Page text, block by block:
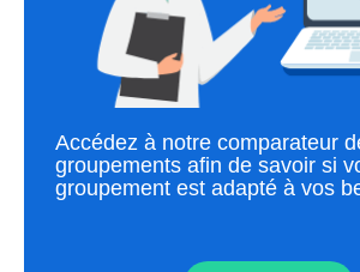
Accédez à notre comparateur
groupements afin de savoir si
groupement est adapté à vos